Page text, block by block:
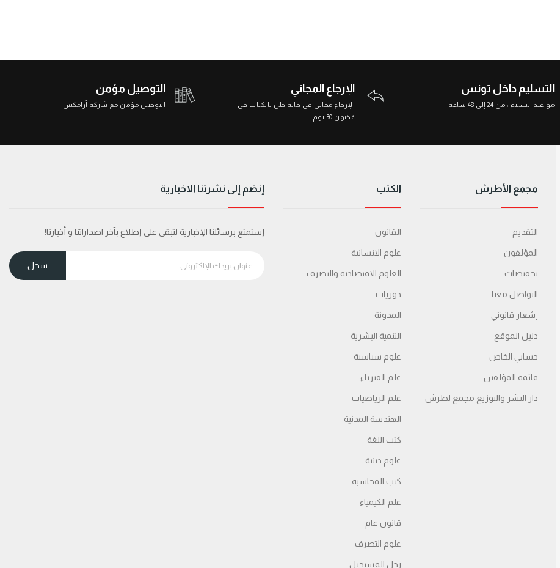
التوصيل مؤمن
التوصيل مؤمن مع شركة أرامكس
الإرجاع المجاني
الإرجاع مجاني في حالة خلل بالكتاب في
غضون 30 يوم
التسليم داخل تونس
مواعيد التسليم : من 24 إلى 48 ساعة
مجمع الأطرش
التقديم
المؤلفون
تخفيضات
التواصل معنا
إشعار قانوني
دليل الموقع
حسابي الخاص
قائمة المؤلفين
دار النشر والتوزيع مجمع لطرش
الكتب
القانون
علوم الانسانية
العلوم الاقتصادية والتصرف
دوريات
المدونة
التنمية البشرية
علوم سياسية
علم الفيزياء
علم الرياضيات
الهندسة المدنية
كتب اللغة
علوم دينية
كتب المحاسبة
علم الكيمياء
قانون عام
علوم التصرف
رجل المستحيل
إنضم إلى نشرتنا الاخبارية
إستمتع برسائلنا الإخبارية لتبقى على إطلاع بآخر اصداراتنا و أخبارنا!